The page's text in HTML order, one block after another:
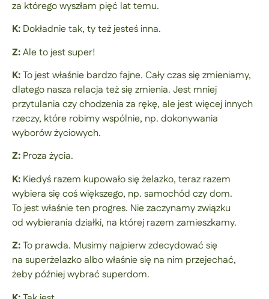
za którego wyszłam pięć lat temu.
K: Dokładnie tak, ty też jesteś inna.
Z:Ale to jest super!
K:To jest właśnie bardzo fajne. Cały czas się zmieniamy,
dlatego nasza relacja też się zmienia. Jest mniej
przytulania czy chodzenia za rękę, ale jest więcej innych
rzeczy, które robimy wspólnie, np. dokonywania
wyborów życiowych.
Z: Proza życia.
K: Kiedyś razem kupowało się żelazko, teraz razem
wybiera się coś większego, np. samochód czy dom.
To jest właśnie ten progres. Nie zaczynamy związku
od wybierania działki, na której razem zamieszkamy.
Z:To prawda. Musimy najpierw zdecydować się
na superżelazko albo właśnie się na nim przejechać,
żeby później wybrać superdom.